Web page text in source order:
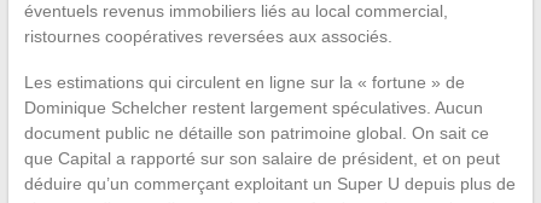
éventuels revenus immobiliers liés au local commercial,
ristournes coopératives reversées aux associés.
Les estimations qui circulent en ligne sur la « fortune » de
Dominique Schelcher restent largement spéculatives. Aucun
document public ne détaille son patrimoine global. On sait ce
que Capital a rapporté sur son salaire de président, et on peut
déduire qu’un commerçant exploitant un Super U depuis plus de